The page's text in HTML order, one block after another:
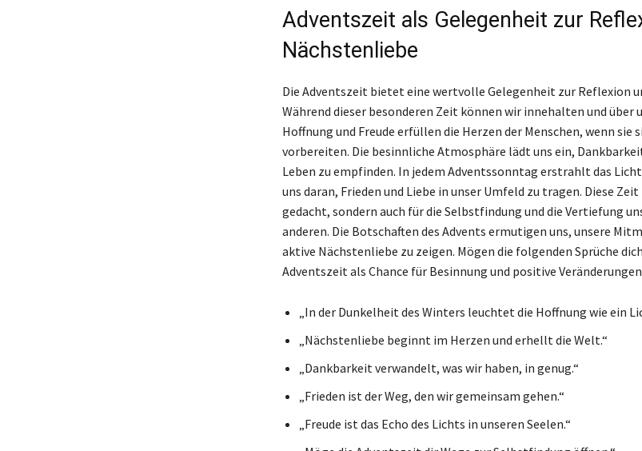
Adventszeit als Gelegenheit zur
Nächstenliebe
Die Adventszeit bietet eine wertvolle Gelegenheit zur Reflexion
Während dieser besonderen Zeit können wir innehalten und über
Hoffnung und Freude erfüllen die Herzen der Menschen, wenn sie
vorbereiten. Die besinnliche Atmosphäre lädt uns ein,
Leben zu empfinden. In jedem Adventssonntag erstrahlt das
uns daran, Frieden und Liebe in unser Umfeld zu tragen. Diese
gedacht, sondern auch für die Selbstfindung und die Vertiefung
anderen. Die Botschaften des Advents ermutigen uns, unsere
aktive Nächstenliebe zu zeigen. Mögen die folgenden Sprüche
Adventszeit als Chance für Besinnung und positive
„In der Dunkelheit des Winters leuchtet die Hoffnung wie ein
„Nächstenliebe beginnt im Herzen und erhellt die Welt.“
„Dankbarkeit verwandelt, was wir haben, in genug.“
„Frieden ist der Weg, den wir gemeinsam gehen.“
„Freude ist das Echo des Lichts in unseren Seelen.“